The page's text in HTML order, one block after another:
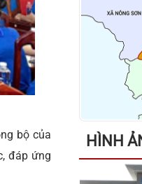
bộ của
đáp ứng
người
đối
sách
hội
Hội
HÌNH